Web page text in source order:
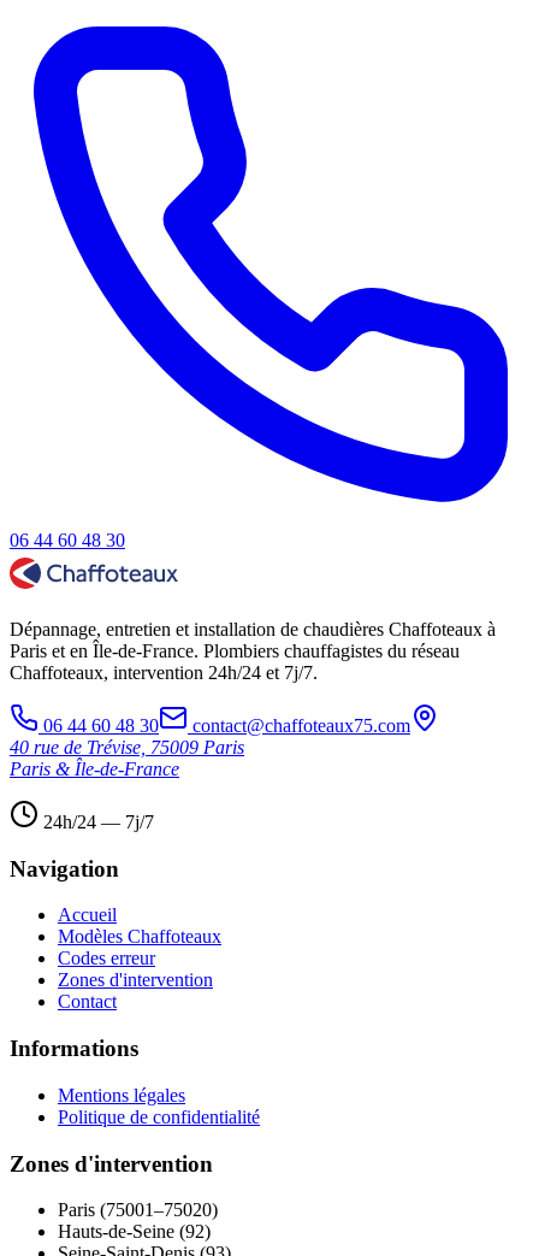
06 44 60 48 30
Dépannage, entretien et installation de chaudières Chaffoteaux à
Paris et en Île-de-France. Plombiers chauffagistes du réseau
Chaffoteaux, intervention 24h/24 et 7j/7.
06 44 60 48 30
contact@chaffoteaux75.com
40 rue de Trévise, 75009 Paris
Paris & Île-de-France
24h/24 — 7j/7
Navigation
Accueil
Modèles Chaffoteaux
Codes erreur
Zones d'intervention
Contact
Informations
Mentions légales
Politique de confidentialité
Zones d'intervention
Paris (75001–75020)
Hauts-de-Seine (92)